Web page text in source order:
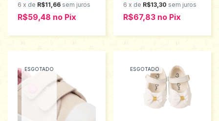
6 x de R$11,66 sem juros
R$59,48 no Pix
6 x de R$13,30 sem juros
R$67,83 no Pix
ESGOTADO ESGOTADO